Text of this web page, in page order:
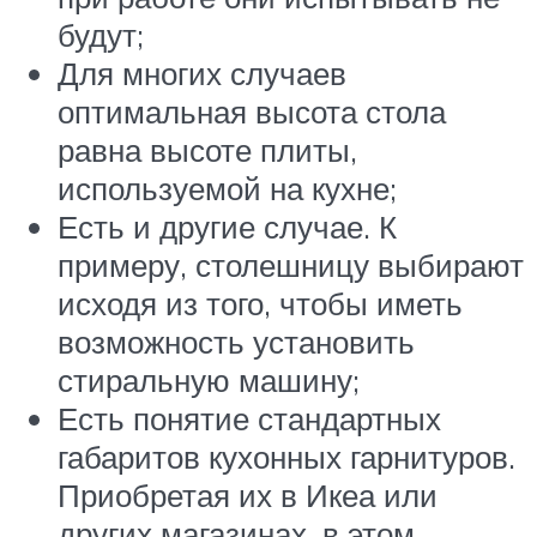
будут;
Для многих случаев
оптимальная высота стола
равна высоте плиты,
используемой на кухне;
Есть и другие случае. К
примеру, столешницу выбирают
исходя из того, чтобы иметь
возможность установить
стиральную машину;
Есть понятие стандартных
габаритов кухонных гарнитуров.
Приобретая их в Икеа или